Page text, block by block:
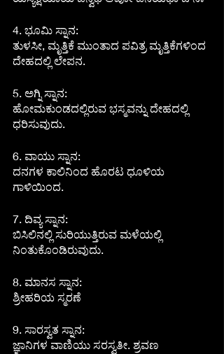
4. ಭೂಮಿ ಸ್ನಾನ:
ತುಳಸೀ, ಮೃತ್ತಿಕೆ ಮುಂತಾದ ಪವಿತ್ರ ಮೃತ್ತಿಕೆಗಳಿಂದ
ದೇಹದಲ್ಲಿ ಲೇಪನ.
5. ಅಗ್ನಿ ಸ್ನಾನ:
ಹೋಮಕುಂಡದಲ್ಲಿರುವ ಭಸ್ಮವನ್ನು ದೇಹದಲ್ಲಿ
ಧರಿಸುವುದು.
6. ವಾಯು ಸ್ನಾನ:
ದನಗಳ ಕಾಲಿನಿಂದ ಹೊರಟ ಧೂಳಿಯ
ಗಾಳಿಯಿಂದ.
7. ದಿವ್ಯ ಸ್ನಾನ:
ಬಿಸಿಲಿನಲ್ಲಿ ಸುರಿಯುತ್ತಿರುವ ಮಳೆಯಲ್ಲಿ
ನಿಂತುಕೊಂಡಿರುವುದು.
8. ಮಾನಸ ಸ್ನಾನ:
ಶ್ರೀಹರಿಯ ಸ್ಮರಣೆ
9. ಸಾರಸ್ವತ ಸ್ನಾನ:
ಜ್ಞಾನಿಗಳ ವಾಣಿಯು ಸರಸ್ವತೀ. ಶ್ರವಣ